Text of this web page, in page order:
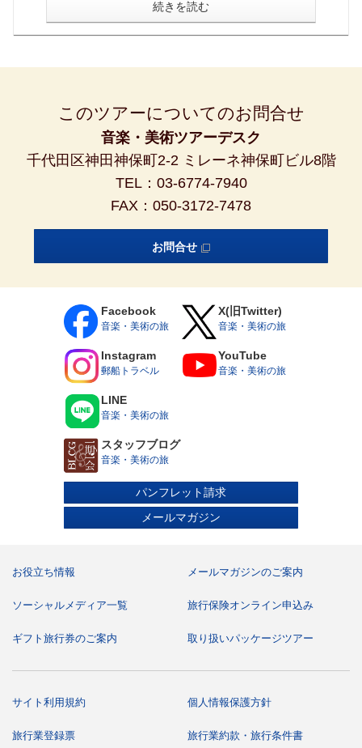
（盲導犬、聴導犬、介助犬）をお連れの方その他特別の配慮を必
要とする方は、お申し込みの際に、参加にあたり特別な配慮が必
要となる旨をお申し出ください。（旅行契約成立後にこれらの状
これに応じます。尚、お客様のお申し出に基づき当社がお客様の
●旅行に必要な旅券（パスポート）、査証（ビザ）、再入国許可
及び各種証明書の取得については、お客様自身で行って頂きま
す。当社はお客様の依頼によって渡航手続代行契約を締結し、渡
航手続きの一部又は全部を代行します。
●日本国籍ではないお客様は、ご自身で自国・渡航先国の大使
館、入国管理事務所へお問合せください。 航空機について
・基本コースのご予約と同時にお申し出ください。座席のご希望
も併せて予約時にお申し出ください。お申し込み後の手配のた
め、ご希望に沿えない場合があります。予約をお取りできず、基
・特に記載のない限り、日本発着の国際線区間（日本からヨーロ
ッパの最初の到着地およびヨーロッパの最終出発地から日本）の
す。また、往復の空港でのチェックイン受付、現地での旅行サー
ビス内容はエコノミークラスのお客様と同一となります。
・当パンフレットに掲載しているビジネスクラスは、当社が特別
に設定したもので、お客様のご希望はお受けできません。また、
各航空会社が独自に行うビジネスクラスのお客様向けの付帯サー
ビスは適用されない場合があります。
●札幌・名古屋・大阪・福岡からご参加の方へ
・札幌・名古屋・大阪・福岡のお客様は、この旅行ご予約後にお
送りする「お申込みからご出発までのご案内」書類に記載された
追加代金をお支払いし、成田空港又は羽田空港への国内線をご利
用頂くことにより、成田空港又は羽田空港発着ツアーにご参加頂
せて募集型企画旅行の範囲として取り扱います。
ます。成田空港発着ツアーで羽田便となった場合、羽田⇔成田空
以外の交通機関の費用、宿泊を伴う場合の宿泊代は、お客様のご
・国内線出発空港から添乗員が同行しない場合は、国内線出発空
●共同運航便について
があります。この場合、他航空会社の機材及び客室乗務員となる
続きを読む
このツアーについてのお問合せ
音楽・美術ツアーデスク
千代田区神田神保町2-2 ミレーネ神保町ビル8階
TEL：03-6774-7940
FAX：050-3172-7478
お問合せ
Facebook
音楽・美術の旅
X(旧Twitter)
音楽・美術の旅
Instagram
郵船トラベル
YouTube
音楽・美術の旅
LINE
音楽・美術の旅
スタッフブログ
音楽・美術の旅
パンフレット請求
メールマガジン
お役立ち情報 メールマガジンのご案内
ソーシャルメディア一覧 旅行保険オンライン申込み
ギフト旅行券のご案内 取り扱いパッケージツアー
サイト利用規約 個人情報保護方針
旅行業登録票 旅行業約款・旅行条件書